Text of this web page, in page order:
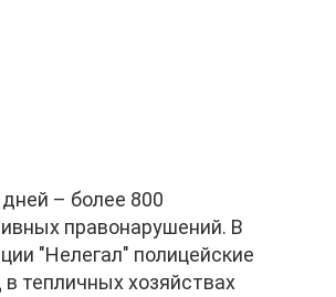
– более 800
правонарушений. В
"Нелегал" полицейские
тепличных хозяйствах